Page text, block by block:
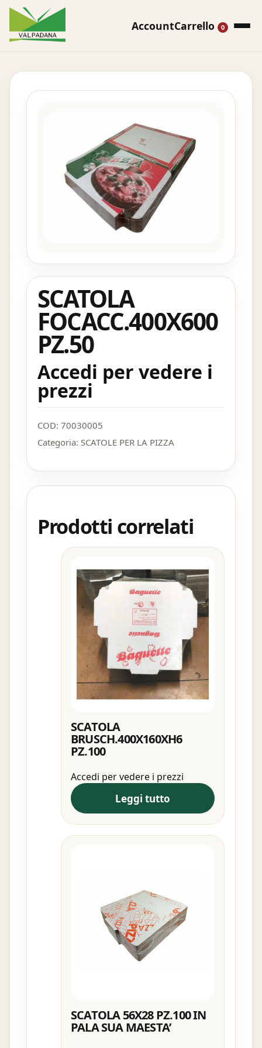
AccountCarrello 0
SCATOLA
FOCACC.400X600
PZ.50
Accedi per vedere i
prezzi
COD: 70030005
Categoria: SCATOLE PER LA PIZZA
Prodotti correlati
SCATOLA
BRUSCH.400X160XH6
PZ.100
Accedi per vedere i prezzi
Leggi tutto
SCATOLA 56X28 PZ.100 IN
PALA SUA MAESTA’